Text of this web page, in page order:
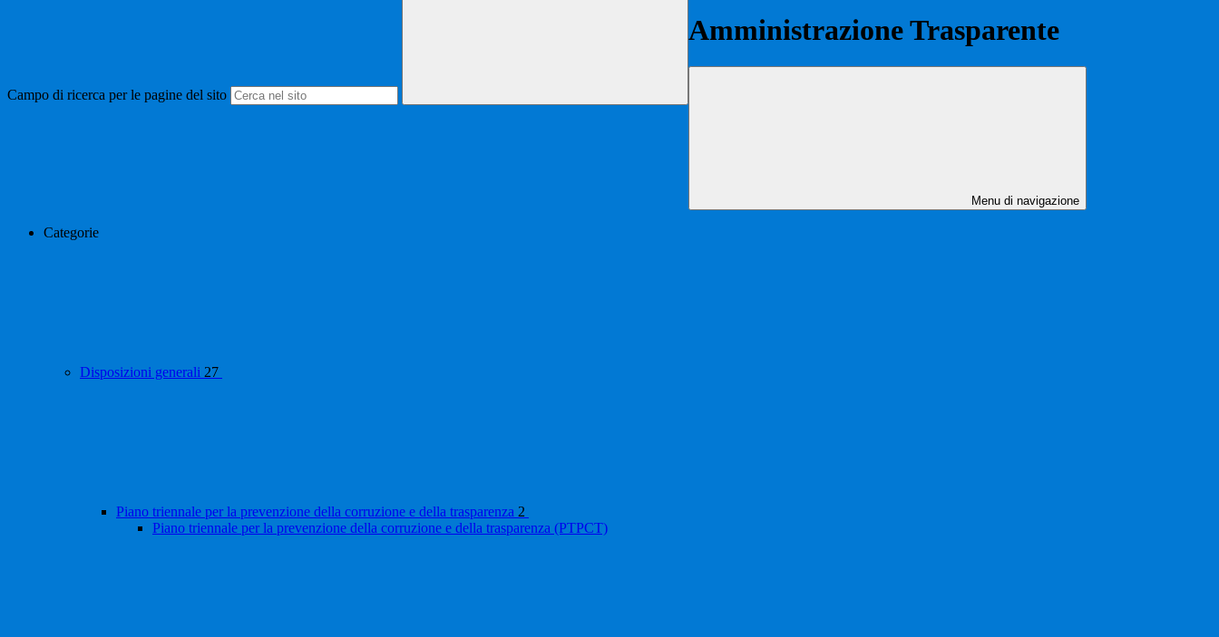
Campo di ricerca per le pagine del sito
Amministrazione Trasparente
Menu di navigazione
Categorie
Disposizioni generali 27
Piano triennale per la prevenzione della corruzione e della trasparenza 2
Piano triennale per la prevenzione della corruzione e della trasparenza (PTPCT)